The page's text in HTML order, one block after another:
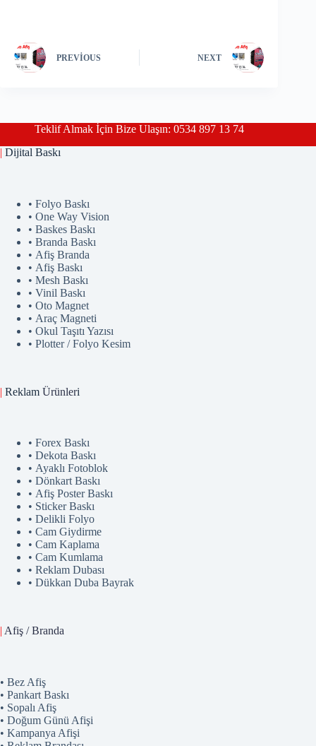
PREVIOUS NEXT
Teklif Almak İçin Bize Ulaşın: 0534 897 13 74
| Dijital Baskı
• Folyo Baskı
• One Way Vision
• Baskes Baskı
• Branda Baskı
• Afiş Branda
• Afiş Baskı
• Mesh Baskı
• Vinil Baskı
• Oto Magnet
• Araç Magneti
• Okul Taşıtı Yazısı
• Plotter / Folyo Kesim
| Reklam Ürünleri
• Forex Baskı
• Dekota Baskı
• Ayaklı Fotoblok
• Dönkart Baskı
• Afiş Poster Baskı
• Sticker Baskı
• Delikli Folyo
• Cam Giydirme
• Cam Kaplama
• Cam Kumlama
• Reklam Dubası
• Dükkan Duba Bayrak
| Afiş / Branda
• Bez Afiş
• Pankart Baskı
• Sopalı Afiş
• Doğum Günü Afişi
• Kampanya Afişi